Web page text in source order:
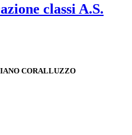
classi A.S.
CORALLUZZO